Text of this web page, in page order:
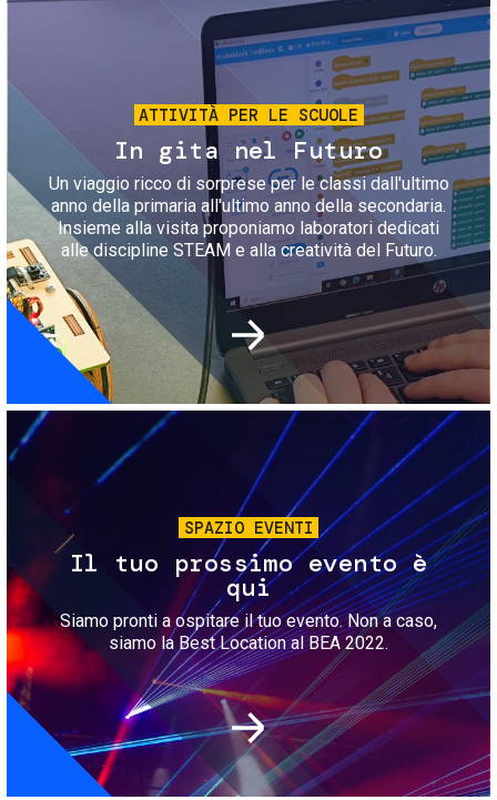
Immagine
ATTIVITÀ PER LE SCUOLE
In gita nel Futuro
Un viaggio ricco di sorprese per le classi dall'ultimo
anno della primaria all'ultimo anno della secondaria.
Insieme alla visita proponiamo laboratori dedicati
alle discipline STEAM e alla creatività del Futuro.
Immagine
SPAZIO EVENTI
Il tuo prossimo evento è
qui
Siamo pronti a ospitare il tuo evento. Non a caso,
siamo la Best Location al BEA 2022.